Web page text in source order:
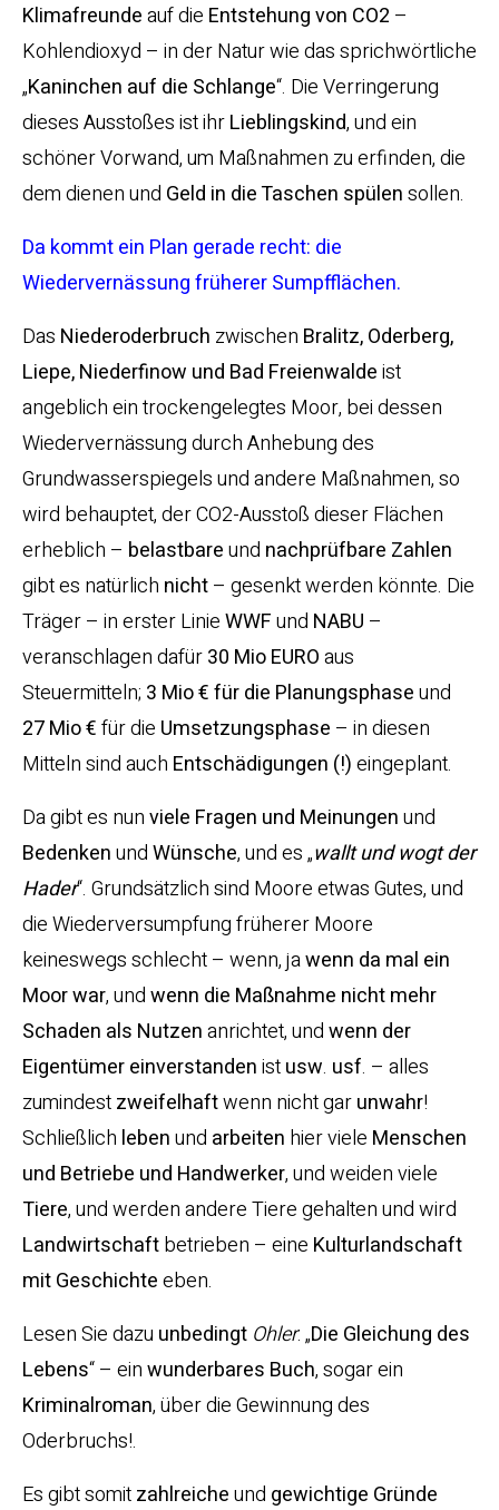
Klimafreundeauf die Entstehung von CO2 –
Kohlendioxyd – in der Natur wie das sprichwörtliche
„Kaninchen auf die Schlange“. Die Verringerung
dieses Ausstoßes ist ihrLieblingskind, und ein
schöner Vorwand, um Maßnahmen zu erfinden, die
dem dienen und Geld in die Taschen spülensollen.
Da kommt ein Plan gerade recht: die
Wiedervernässung früherer Sumpfflächen.
Das Niederoderbruch zwischen Bralitz, Oderberg,
Liepe, Niederfinow und Bad Freienwaldeist
angeblich ein trockengelegtes Moor, bei dessen
Wiedervernässung durch Anhebung des
Grundwasserspiegels und andere Maßnahmen, so
wird behauptet, der CO2-Ausstoß dieser Flächen
erheblich – belastbareund nachprüfbare Zahlen
gibt es natürlich nicht– gesenkt werden könnte. Die
Träger – in erster LinieWWFund NABU –
veranschlagen dafür30 Mio EUROaus
Steuermitteln; 3 Mio € für die Planungsphaseund
27Mio€für die Umsetzungsphase – in diesen
Mitteln sind auch Entschädigungen (!)eingeplant.
Da gibt es nunviele Fragen und Meinungenund
BedenkenundWünsche, und es „wallt und wogt der
Hader“. Grundsätzlich sind Moore etwas Gutes, und
die Wiederversumpfung früherer Moore
keineswegs schlecht – wenn, jawenn da mal ein
Moor war, undwenn die Maßnahme nicht mehr
Schaden als Nutzenanrichtet, undwenn der
Eigentümer einverstandenistusw. usf. – alles
zumindestzweifelhaftwenn nicht garunwahr!
Schließlich lebenund arbeiten hier viele Menschen
und Betriebe und Handwerker, und weiden viele
Tiere, und werden andere Tiere gehalten und wird
Landwirtschaftbetrieben – eine Kulturlandschaft
mit Geschichteeben.
Lesen Sie dazu unbedingt Ohler: „Die Gleichung des
Lebens“ – einwunderbares Buch, sogar ein
Kriminalroman, über die Gewinnung des
Oderbruchs!.
Es gibt somitzahlreicheund gewichtige Gründe